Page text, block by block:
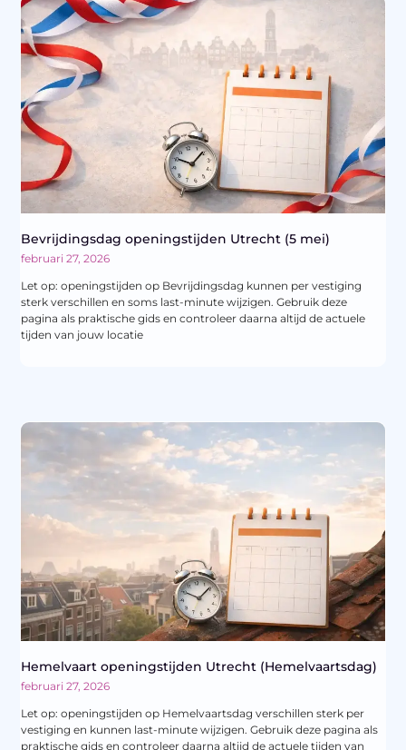
Bevrijdingsdag openingstijden Utrecht (5 mei)
februari 27, 2026
Let op: openingstijden op Bevrijdingsdag kunnen per vestiging
sterk verschillen en soms last-minute wijzigen. Gebruik deze
pagina als praktische gids en controleer daarna altijd de actuele
tijden van jouw locatie
Hemelvaart openingstijden Utrecht (Hemelvaartsdag)
februari 27, 2026
Let op: openingstijden op Hemelvaartsdag verschillen sterk per
vestiging en kunnen last-minute wijzigen. Gebruik deze pagina als
praktische gids en controleer daarna altijd de actuele tijden van